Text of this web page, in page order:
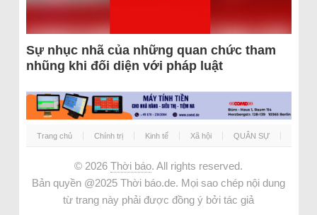
Sự nhục nhã của những quan chức tham
nhũng khi đối diện với pháp luật
Trang chủ Chính trị Kinh tế Xã hội QUÂN SỰ
© 2026 Thời báo. All rights reserved.
Bản quyền @2025 Thời báo.de. Mọi sao chép nội dung
từ trang này phải được đồng ý bởi tác giả